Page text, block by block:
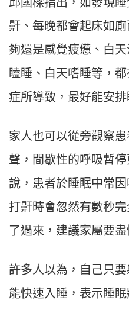
鼾、每晚都會起床如
夠還是感覺疲憊、白
瞌睡、白天嗜睡等，
症所導致，最好能安排
家人也可以從旁觀察
聲，間歇性的呼吸暫
說，患者於睡眠中常
打鼾時會忽然有數秒
了過來，建議家屬要
許多人以為，自己只
能快速入睡，表示睡